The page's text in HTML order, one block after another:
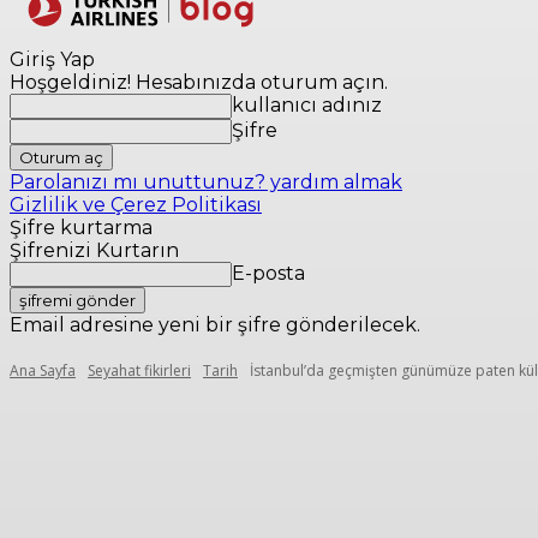
Giriş Yap
Hoşgeldiniz! Hesabınızda oturum açın.
kullanıcı adınız
Şifre
Parolanızı mı unuttunuz? yardım almak
Gizlilik ve Çerez Politikası
Şifre kurtarma
Şifrenizi Kurtarın
E-posta
Email adresine yeni bir şifre gönderilecek.
Ana Sayfa Seyahat fikirleri Tarih İstanbul’da geçmişten günümüze paten